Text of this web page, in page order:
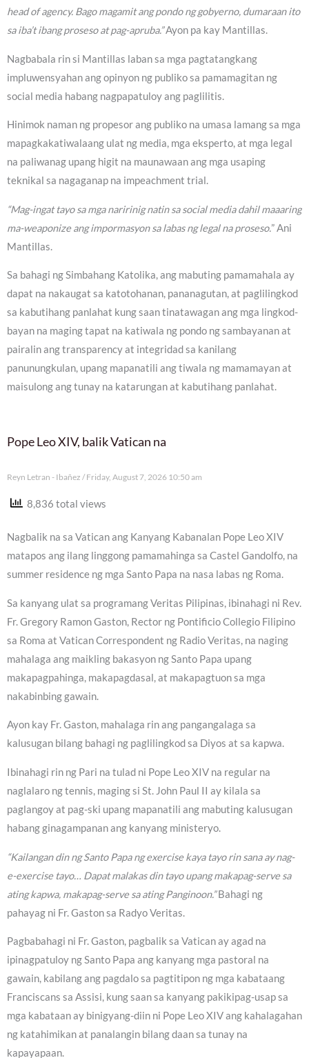
head of agency. Bago magamit ang pondo ng gobyerno, dumaraan ito
sa iba’t ibang proseso at pag-apruba.”Ayon pa kay Mantillas.
Nagbabala rin si Mantillas laban sa mga pagtatangkang
impluwensyahan ang opinyon ng publiko sa pamamagitan ng
social media habang nagpapatuloy ang paglilitis.
Hinimok naman ng propesor ang publiko na umasa lamang sa mga
mapagkakatiwalaang ulat ng media, mga eksperto, at mga legal
na paliwanag upang higit na maunawaan ang mga usaping
teknikal sa nagaganap na impeachment trial.
“Mag-ingat tayo sa mga naririnig natin sa social media dahil maaaring
ma-weaponize ang impormasyon sa labas ng legal na proseso.” Ani
Mantillas.
Sa bahagi ng Simbahang Katolika, ang mabuting pamamahala ay
dapat na nakaugat sa katotohanan, pananagutan, at paglilingkod
sa kabutihang panlahat kung saan tinatawagan ang mga lingkod-
bayan na maging tapat na katiwala ng pondo ng sambayanan at
pairalin ang transparency at integridad sa kanilang
panunungkulan, upang mapanatili ang tiwala ng mamamayan at
maisulong ang tunay na katarungan at kabutihang panlahat.
Pope Leo XIV, balik Vatican na
Reyn Letran - Ibañez Friday, August 7, 2026 10:50 am
8,836 total views
Nagbalik na sa Vatican ang Kanyang Kabanalan Pope Leo XIV
matapos ang ilang linggong pamamahinga sa Castel Gandolfo, na
summer residence ng mga Santo Papa na nasa labas ng Roma.
Sa kanyang ulat sa programang Veritas Pilipinas, ibinahagi ni Rev.
Fr. Gregory Ramon Gaston, Rector ng Pontificio Collegio Filipino
sa Roma at Vatican Correspondent ng Radio Veritas, na naging
mahalaga ang maikling bakasyon ng Santo Papa upang
makapagpahinga, makapagdasal, at makapagtuon sa mga
nakabinbing gawain.
Ayon kay Fr. Gaston, mahalaga rin ang pangangalaga sa
kalusugan bilang bahagi ng paglilingkod sa Diyos at sa kapwa.
Ibinahagi rin ng Pari na tulad ni Pope Leo XIV na regular na
naglalaro ng tennis, maging si St. John Paul II ay kilala sa
paglangoy at pag-ski upang mapanatili ang mabuting kalusugan
habang ginagampanan ang kanyang ministeryo.
“Kailangan din ng Santo Papa ng exercise kaya tayo rin sana ay nag-
e-exercise tayo… Dapat malakas din tayo upang makapag-serve sa
ating kapwa, makapag-serve sa ating Panginoon.”Bahagi ng
pahayag ni Fr. Gaston sa Radyo Veritas.
Pagbabahagi ni Fr. Gaston, pagbalik sa Vatican ay agad na
ipinagpatuloy ng Santo Papa ang kanyang mga pastoral na
gawain, kabilang ang pagdalo sa pagtitipon ng mga kabataang
Franciscans sa Assisi, kung saan sa kanyang pakikipag-usap sa
mga kabataan ay binigyang-diin ni Pope Leo XIV ang kahalagahan
ng katahimikan at panalangin bilang daan sa tunay na
kapayapaan.